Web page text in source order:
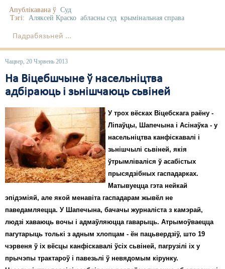
Апублікавана ў Суд
Тэгі: Аляксей Краско абласны суд крымінальная справа
Падрабязьней ...
Чацвер, 20 Чэрвень 2013
На Віцебшчыне ў насельніцтва
адбіраюць і зьнішчаюць сьвіней
У трох вёсках Віцебскага раёну -
Ліпаўцы, Шапечына і Асінаўка - у
насельніцтва канфіскавалі і
зьнішчылі сьвіней, якія
ўтрымліваліся ў асабістых
прысядзібных гаспадарках.
Матывуецца гэта нейкай
эпідэміяй, але якой менавіта гаспадарам жывёл не
паведамляецца. У Шапечына, бачачы журналіста з камэрай,
людзі хаваюць вочы і адмаўляюцца гаварыць. Атрымоўваецца
пагутарыць толькі з адным хлопцам - ён пацьвердзіў, што 19
чэрвеня ў іх вёсцы канфіскавалі ўсіх сьвіней, пагрузілі іх у
прычэпы трактароў і павезьлі ў невядомым кірунку.